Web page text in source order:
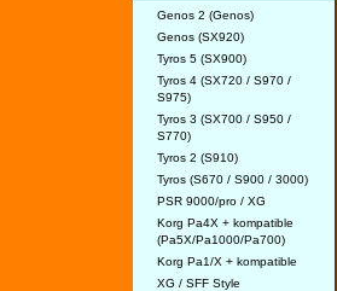
Genos 2 (Genos)
Genos (SX920)
Tyros 5 (SX900)
Tyros 4 (SX720 / S970 /
S975)
Tyros 3 (SX700 / S950 /
S770)
Tyros 2 (S910)
Tyros (S670 / S900 / 3000)
PSR 9000/pro / XG
Korg Pa4X + kompatible
(Pa5X/Pa1000/Pa700)
Korg Pa1/X + kompatible
XG / SFF Style